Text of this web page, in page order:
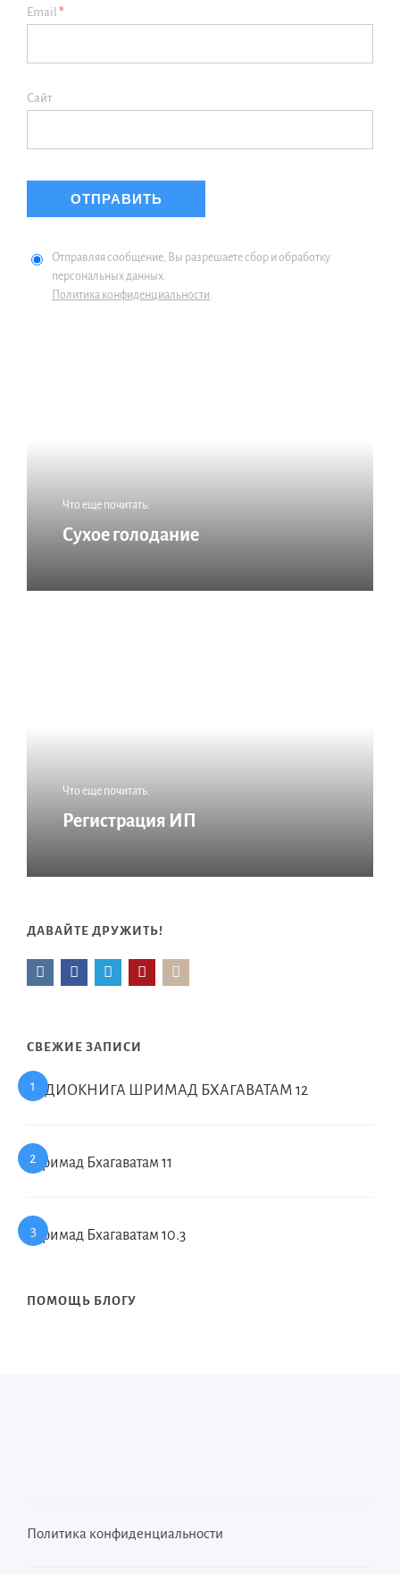
Email *
Сайт
Отправляя сообщение, Вы разрешаете сбор и обработку
персональных данных.
Политика конфиденциальности.
Что еще почитать:
Сухое голодание
Что еще почитать:
Регистрация ИП
ДАВАЙТЕ ДРУЖИТЬ!
СВЕЖИЕ ЗАПИСИ
АУДИОКНИГА ШРИМАД БХАГАВАТАМ 12
Шримад Бхагаватам 11
Шримад Бхагаватам 10.3
ПОМОЩЬ БЛОГУ
Политика конфиденциальности